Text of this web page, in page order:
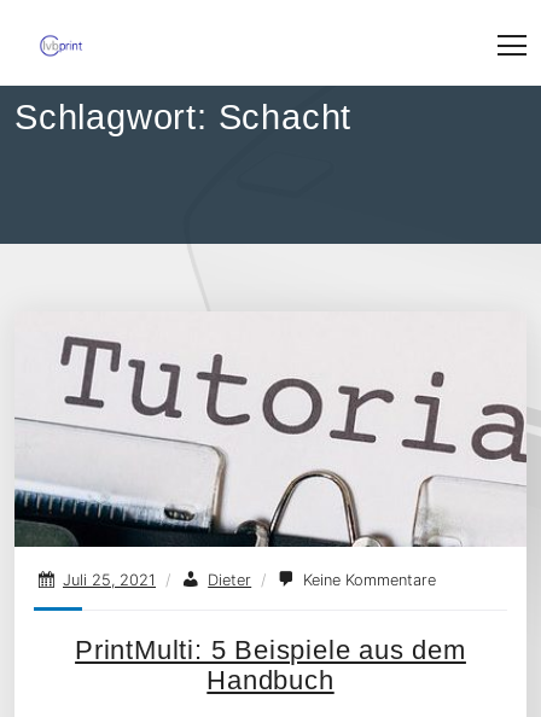
content
Schlagwort: Schacht
Juli 25, 2021 / Dieter / Keine Kommentare
PrintMulti: 5 Beispiele aus dem
Handbuch